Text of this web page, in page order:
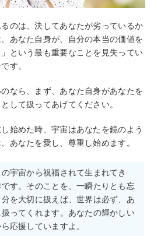
のは、決してあなたが劣っているか
あなた自身が、自分の本当の価値を
という最も重要なことを見失ってい
す。
なら、まず、あなた自身があなたを
して扱ってあげてください。
始めた時、宇宙はあなたを鏡のよう
あなたを愛し、尊重し始めます。
宇宙から祝福されて生まれてき
す。そのことを、一瞬たりとも忘
を大切に扱えば、世界は必ず、あ
ってくれます。あなたの輝かしい
応援していますよ。